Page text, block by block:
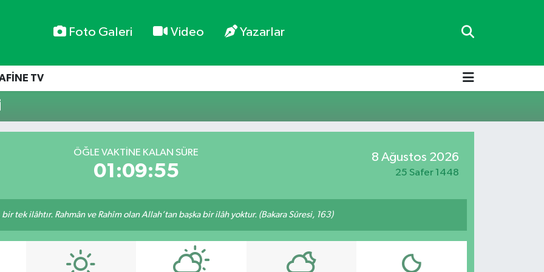
Foto Galeri Video Yazarlar
TV
ÖĞLE VAKTİNE KALAN SÜRE
01:09:55
8 Ağustos 2026
25 Safer 1448
bir tek ilâhtır. Rahmân ve Rahîm olan Allah’tan başka bir ilâh yoktur. (Bakara Sûresi, 163)